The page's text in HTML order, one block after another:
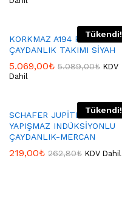
Tükendi!
KORKMAZ A194 RETRO
ÇAYDANLIK TAKIMI SİYAH
5.069,00₺ 5.089,00₺ KDV
Dahil
Tükendi!
SCHAFER JUPİTER YANMAZ
YAPIŞMAZ INDÜKSİYONLU
ÇAYDANLIK-MERCAN
219,00₺ 262,80₺ KDV Dahil